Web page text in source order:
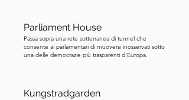
Parliament House
Passa sopra una rete sotterranea di tunnel che
consente ai parlamentari di muoversi inosservati sotto
una delle democrazie più trasparenti d'Europa.
Kungstradgarden